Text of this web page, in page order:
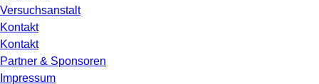
Versuchsanstalt
Kontakt
Kontakt
Partner & Sponsoren
Impressum